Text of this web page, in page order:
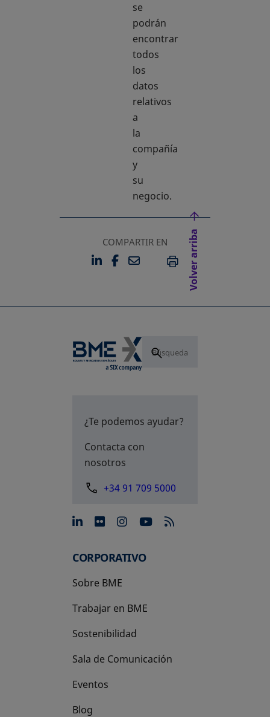
se
podrán
encontrar
todos
los
datos
relativos
a
la
compañía
y
su
negocio.
COMPARTIR EN
LINKEDIN
SE ABRE EN UNA PESTAÑA
FACEBOOK
SE ABRE EN UNA
EMAILIMPRIMIR
Volver arriba
¿Te podemos ayudar?
Contacta con
nosotros
+34 91 709 5000
se abre en una pestaña
se abre en una pestaña
se abre en una
se abre en una
CORPORATIVO
Sobre BME
Trabajar en BME
Sostenibilidad
Sala de Comunicación
Eventos
Blog